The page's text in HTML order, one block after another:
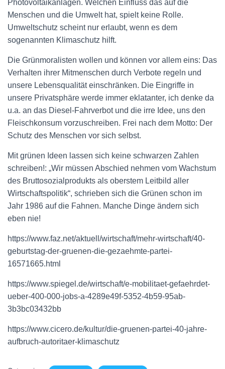
Photovoltaikanlagen. Welchen Einfluss das auf die
Menschen und die Umwelt hat, spielt keine Rolle.
Umweltschutz scheint nur erlaubt, wenn es dem
sogenannten Klimaschutz hilft.
Die Grünmoralisten wollen und können vor allem eins: Das
Verhalten ihrer Mitmenschen durch Verbote regeln und
unsere Lebensqualität einschränken. Die Eingriffe in
unsere Privatsphäre werde immer eklatanter, ich denke da
u.a. an das Diesel-Fahrverbot und die irre Idee, uns den
Fleischkonsum vorzuschreiben. Frei nach dem Motto: Der
Schutz des Menschen vor sich selbst.
Mit grünen Ideen lassen sich keine schwarzen Zahlen
schreiben!: „Wir müssen Abschied nehmen vom Wachstum
des Bruttosozialprodukts als oberstem Leitbild aller
Wirtschaftspolitik“, schrieben sich die Grünen schon im
Jahr 1986 auf die Fahnen. Manche Dinge ändern sich
eben nie!
https://www.faz.net/aktuell/wirtschaft/mehr-wirtschaft/40-
geburtstag-der-gruenen-die-gezaehmte-partei-
16571665.html
https://www.spiegel.de/wirtschaft/e-mobilitaet-gefaehrdet-
ueber-400-000-jobs-a-4289e49f-5352-4b59-95ab-
3b3bc03432bb
https://www.cicero.de/kultur/die-gruenen-partei-40-jahre-
aufbruch-autoritaer-klimaschutz